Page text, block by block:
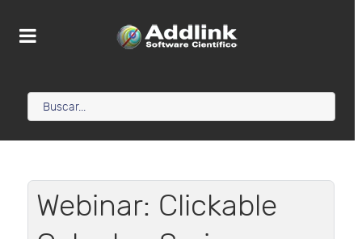
Webinar: Clickable